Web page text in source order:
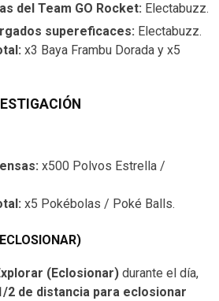
del Team GO Rocket: Electabuzz.
supereficaces: Electabuzz.
x3 Baya Frambu Dorada y x5
x500 Polvos Estrella /
x5 Pokébolas / Poké Balls.
(Eclosionar) durante el día,
2 de distancia para eclosionar